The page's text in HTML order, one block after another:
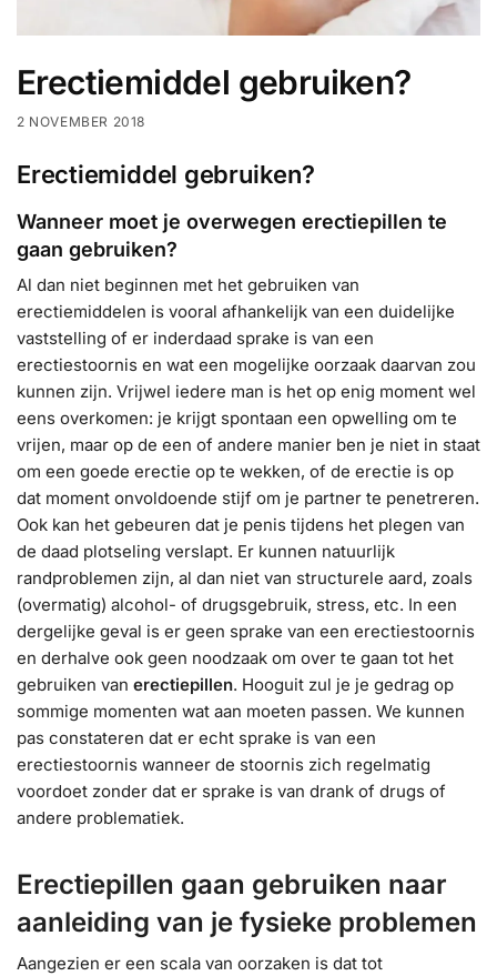
Erectiemiddel gebruiken?
2 NOVEMBER 2018
Erectiemiddel gebruiken?
Wanneer moet je overwegen erectiepillen te
gaan gebruiken?
Al dan niet beginnen met het gebruiken van
erectiemiddelen is vooral afhankelijk van een duidelijke
vaststelling of er inderdaad sprake is van een
erectiestoornis en wat een mogelijke oorzaak daarvan zou
kunnen zijn. Vrijwel iedere man is het op enig moment wel
eens overkomen: je krijgt spontaan een opwelling om te
vrijen, maar op de een of andere manier ben je niet in staat
om een goede erectie op te wekken, of de erectie is op
dat moment onvoldoende stijf om je partner te penetreren.
Ook kan het gebeuren dat je penis tijdens het plegen van
de daad plotseling verslapt. Er kunnen natuurlijk
randproblemen zijn, al dan niet van structurele aard, zoals
(overmatig) alcohol- of drugsgebruik, stress, etc. In een
dergelijke geval is er geen sprake van een erectiestoornis
en derhalve ook geen noodzaak om over te gaan tot het
gebruiken van erectiepillen. Hooguit zul je je gedrag op
sommige momenten wat aan moeten passen. We kunnen
pas constateren dat er echt sprake is van een
erectiestoornis wanneer de stoornis zich regelmatig
voordoet zonder dat er sprake is van drank of drugs of
andere problematiek.
Erectiepillen gaan gebruiken naar
aanleiding van je fysieke problemen
Aangezien er een scala van oorzaken is dat tot